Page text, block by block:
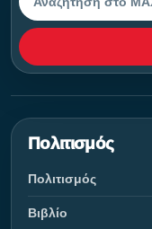
Πολιτισμός
Πολιτισμός
Βιβλίο